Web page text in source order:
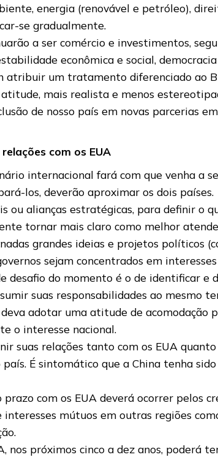
energia (renovável e petróleo),
se gradualmente.
a ser comércio e investimentos,
econômica e social,
atribuir um tratamento diferenciado ao
mais realista e menos
de nosso país em novas parcerias
com os EUA
internacional fará com que venha a
los, deverão aproximar os dois países.
ou alianças estratégicas, para definir o
tornar mais claro como melhor
grandes ideias e projetos políticos
sejam concentrados em
do momento é o de identificar e
suas responsabilidades ao mesmo
adotar uma atitude de acomodação
o interesse nacional.
suas relações tanto com os EUA
É sintomático que a China tenha
com os EUA deverá ocorrer pelos
mútuos em outras regiões
nos próximos cinco a dez anos, poderá